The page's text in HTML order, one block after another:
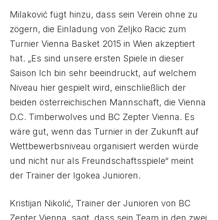
Milaković fügt hinzu, dass sein Verein ohne zu
zögern, die Einladung von Zeljko Racic zum
Turnier Vienna Basket 2015 in Wien akzeptiert
hat. „Es sind unsere ersten Spiele in dieser
Saison Ich bin sehr beeindruckt, auf welchem
Niveau hier gespielt wird, einschließlich der
beiden österreichischen Mannschaft, die Vienna
D.C. Timberwolves und BC Zepter Vienna. Es
wäre gut, wenn das Turnier in der Zukunft auf
Wettbewerbsniveau organisiert werden würde
und nicht nur als Freundschaftsspiele“ meint
der Trainer der Igokea Junioren.
Kristijan Nikolić, Trainer der Junioren von BC
Zepter Vienna, sagt, dass sein Team in den zwei